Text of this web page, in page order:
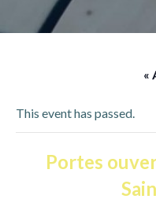
«
This event has passed.
Portes